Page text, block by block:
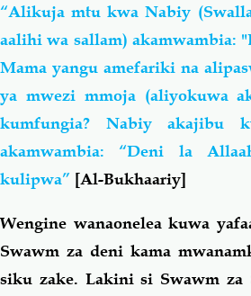
“Alikuja mtu kwa Nabiy
aalihi wa sallam) akamwambia:
Mama yangu amefariki na
ya mwezi mmoja (aliyokuwa
kumfungia? Nabiy akajibu
akamwambia: “Deni la
kulipwa” [Al-Bukhaariy]
Wengine wanaonelea kuwa
Swawm za deni kama
siku zake. Lakini si Swawm za